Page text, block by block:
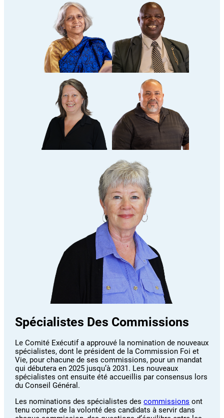
Spécialistes Des Commissions
Le Comité Exécutif a approuvé la nomination de nouveaux
spécialistes, dont le président de la Commission Foi et
Vie, pour chacune de ses commissions, pour un mandat
qui débutera en 2025 jusqu’à 2031. Les nouveaux
spécialistes ont ensuite été accueillis par consensus lors
du Conseil Général.
Les nominations des spécialistes descommissions ont
tenu compte de la volonté des candidats à servir dans